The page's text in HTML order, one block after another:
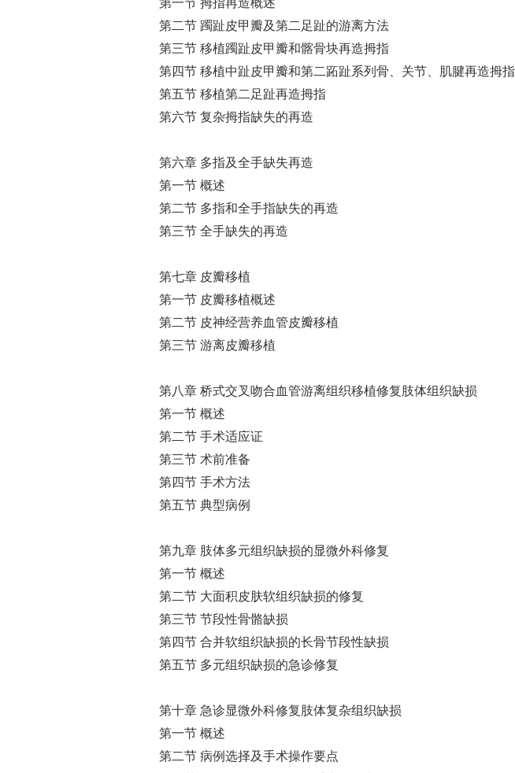
第一节 拇指再造概述
第二节 躅趾皮甲瓣及第二足趾的游离方法
第三节 移植躅趾皮甲瓣和髂骨块再造拇指
第四节 移植中趾皮甲瓣和第二跖趾系列骨、关节、肌腱再造拇指
第五节 移植第二足趾再造拇指
第六节 复杂拇指缺失的再造
第六章 多指及全手缺失再造
第一节 概述
第二节 多指和全手指缺失的再造
第三节 全手缺失的再造
第七章 皮瓣移植
第一节 皮瓣移植概述
第二节 皮神经营养血管皮瓣移植
第三节 游离皮瓣移植
第八章 桥式交叉吻合血管游离组织移植修复肢体组织缺损
第一节 概述
第二节 手术适应证
第三节 术前准备
第四节 手术方法
第五节 典型病例
第九章 肢体多元组织缺损的显微外科修复
第一节 概述
第二节 大面积皮肤软组织缺损的修复
第三节 节段性骨骼缺损
第四节 合并软组织缺损的长骨节段性缺损
第五节 多元组织缺损的急诊修复
第十章 急诊显微外科修复肢体复杂组织缺损
第一节 概述
第二节 病例选择及手术操作要点